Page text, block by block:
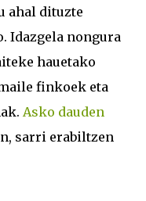
ahal dituzte
Idazgela nongura
hauetako
finkoek eta
Asko dauden
sarri erabiltzen